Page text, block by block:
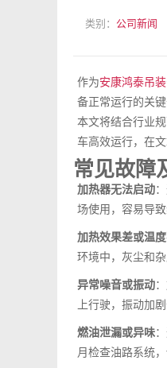
类别： 公司新闻
作为安康鸿泰吊装
备正常运行的关
本文将结合行业
车高效运行，在
常见故障
加热器无法启动
场使用，容易导
加热效果差或温
环境中，灰尘和
异常噪音或振动
上行驶，振动加
燃油泄漏或异味
月检查油路系统